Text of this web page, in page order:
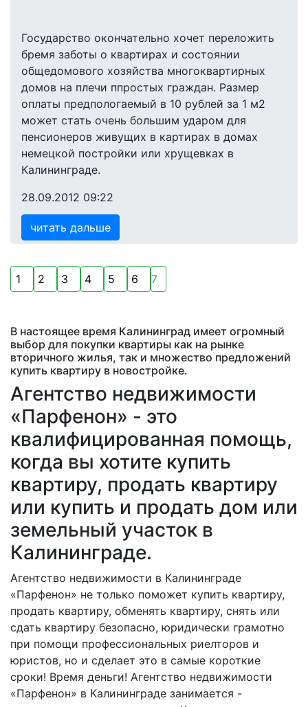
Государство окончательно хочет переложить
бремя заботы о квартирах и состоянии
общедомового хозяйства многоквартирных
домов на плечи ппростых граждан. Размер
оплаты предпологаемый в 10 рублей за 1 м2
может стать очень большим ударом для
пенсионеров живущих в картирах в домах
немецкой постройки или хрущевках в
Калининграде.
28.09.2012 09:22
читать дальше
1 2 3 4 5 6 7
В настоящее время Калининград имеет огромный
выбор для покупки квартиры как на рынке
вторичного жилья, так и множество предложений
купить квартиру в новостройке.
Агентство недвижимости
«Парфенон» - это
квалифицированная помощь,
когда вы хотите купить
квартиру, продать квартиру
или купить и продать дом или
земельный участок в
Калининграде.
Агентство недвижимости в Калининграде
«Парфенон» не только поможет купить квартиру,
продать квартиру, обменять квартиру, снять или
сдать квартиру безопасно, юридически грамотно
при помощи профессиональных риелторов и
юристов, но и сделает это в самые короткие
сроки! Время деньги! Агентство недвижимости
«Парфенон» в Калининграде занимается -